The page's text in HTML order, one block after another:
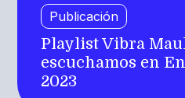
Publicación
Playlist Vibra
escuchamos en
2023